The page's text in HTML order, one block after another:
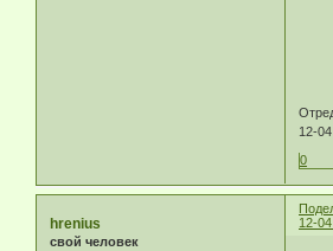
12-
0
12-
hrenius
свой человек